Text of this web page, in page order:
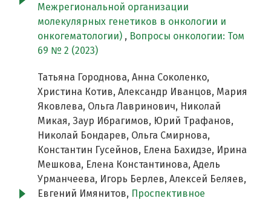
Межрегиональной организации
молекулярных генетиков в онкологии и
онкогематологии) , Вопросы онкологии: Том
69 № 2 (2023)
Татьяна Городнова, Анна Соколенко,
Христина Котив, Александр Иванцов, Мария
Яковлева, Ольга Лавринович, Николай
Микая, Заур Ибрагимов, Юрий Трафанов,
Николай Бондарев, Ольга Смирнова,
Константин Гусейнов, Елена Бахидзе, Ирина
Мешкова, Елена Константинова, Адель
Урманчеева, Игорь Берлев, Алексей Беляев,
Евгений Имянитов, Проспективное